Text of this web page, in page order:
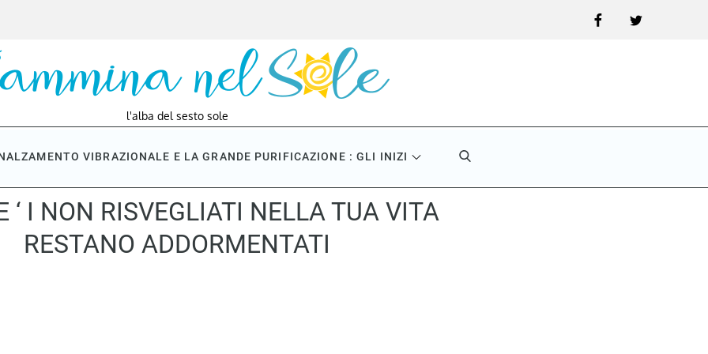
FacebookTwitter
l'alba del sesto sole
VIBRAZIONALE E LA GRANDE PURIFICAZIONE : GLI INIZI
‘ I NON RISVEGLIATI NELLA TUA VITA
RESTANO ADDORMENTATI